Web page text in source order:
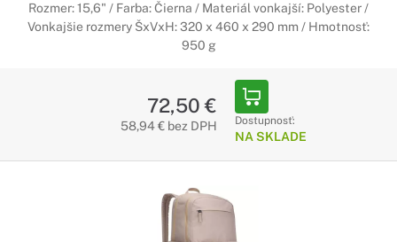
Rozmer: 15,6" / Farba: Čierna / Materiál vonkajší: Polyester /
Vonkajšie rozmery ŠxVxH: 320 x 460 x 290 mm / Hmotnosť:
950 g
72,50 €
58,94 € bez DPH Dostupnosť:
NA SKLADE